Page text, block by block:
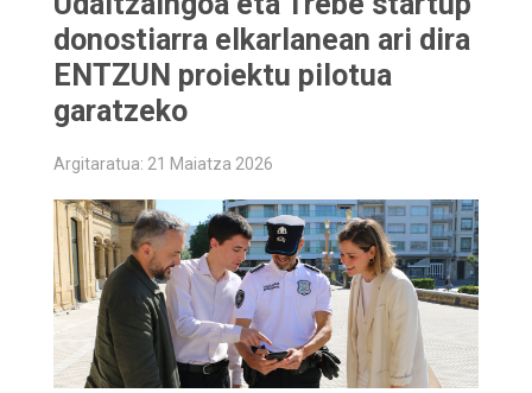
donostiarra elkarlanean ari dira
ENTZUN proiektu pilotua
garatzeko
Argitaratua: 21 Maiatza 2026